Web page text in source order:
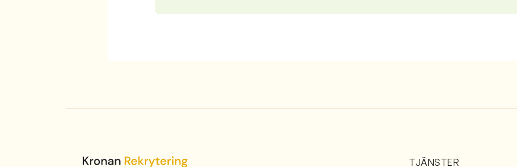
TJÄNSTER